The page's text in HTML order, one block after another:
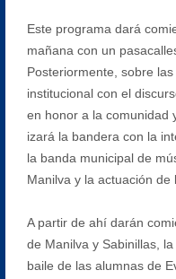
Este programa dará
mañana con un
Posteriormente, sobre
institucional con el
en honor a la comunidad
izará la bandera con la
la banda municipal de
Manilva y la actuación de
A partir de ahí darán
de Manilva y Sabinillas,
baile de las alumnas de